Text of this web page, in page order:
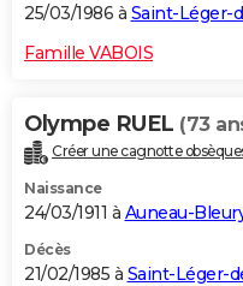
25/03/1986 à Saint-Léger-
Famille VABOIS
Olympe RUEL (73
Créer une cagnotte
Naissance
24/03/1911 à Auneau-
Décès
21/02/1985 à Saint-Léger-